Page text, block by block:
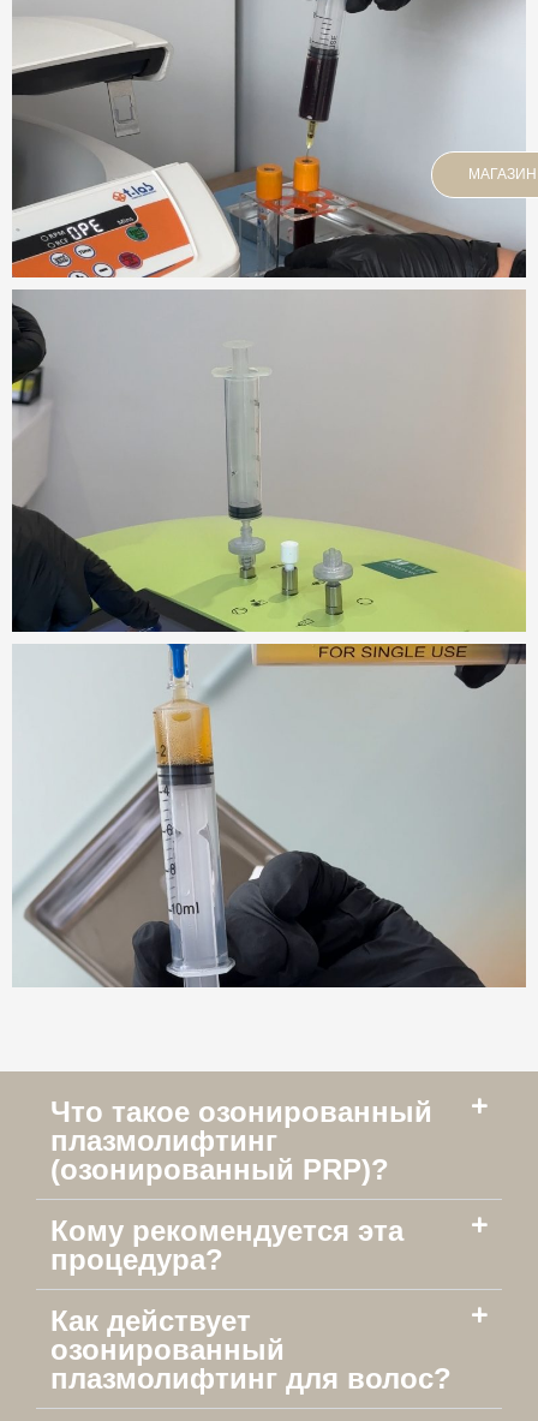
Что такое озонированный
плазмолифтинг
(озонированный PRP)?
Кому рекомендуется эта
процедура?
Как действует
озонированный
плазмолифтинг для волос?
МАГАЗИН